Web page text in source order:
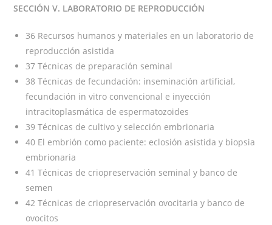
SECCIÓN V. LABORATORIO DE REPRODUCCIÓN
36 Recursos humanos y materiales en un laboratorio de
reproducción asistida
37 Técnicas de preparación seminal
38 Técnicas de fecundación: inseminación artificial,
fecundación in vitro convencional e inyección
intracitoplasmática de espermatozoides
39 Técnicas de cultivo y selección embrionaria
40 El embrión como paciente: eclosión asistida y biopsia
embrionaria
41 Técnicas de criopreservación seminal y banco de
semen
42 Técnicas de criopreservación ovocitaria y banco de
ovocitos